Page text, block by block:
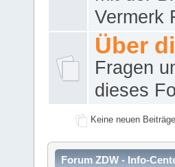
Vermerk
Über
Fragen
dieses
Keine neuen Beiträge
Forum ZDW - Info-